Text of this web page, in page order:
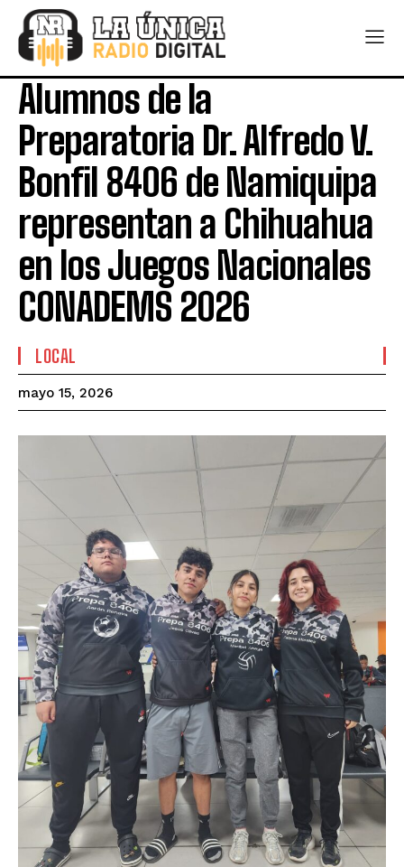
Alumnos de la
Preparatoria Dr. Alfredo V.
Bonfil 8406 de Namiquipa
representan a Chihuahua
en los Juegos Nacionales
CONADEMS 2026
LOCAL
mayo 15, 2026